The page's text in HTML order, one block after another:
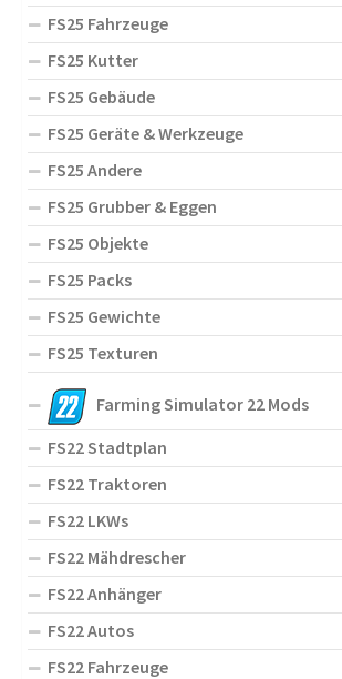
FS25 Fahrzeuge
FS25 Kutter
FS25 Gebäude
FS25 Geräte & Werkzeuge
FS25 Andere
FS25 Grubber & Eggen
FS25 Objekte
FS25 Packs
FS25 Gewichte
FS25 Texturen
Farming Simulator 22 Mods
FS22 Stadtplan
FS22 Traktoren
FS22 LKWs
FS22 Mähdrescher
FS22 Anhänger
FS22 Autos
FS22 Fahrzeuge